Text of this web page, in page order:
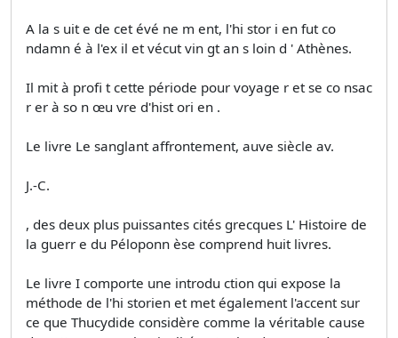
A la s uit e de cet évé ne­ m ent, l'hi stor i en fut co
ndamn é à l'ex il et vécut vin gt an s loin d ' Athènes.
Il mit à profi t cette période pour voyage r et se co nsac
r er à so n œu­ vre d'hist ori en .
Le livre Le sanglant affrontement, auve siècle av.
J.-C.
, des deux plus puissantes cités grecques L' Histoire de
la guerr e du Péloponn èse comprend huit livres.
Le livre I comporte une introdu ction qui expose la
méthode de l'hi storien et met également l'accent sur
ce que Thucydide considère comme la véritable cause